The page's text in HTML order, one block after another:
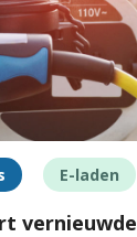
E-laden
vernieuwde